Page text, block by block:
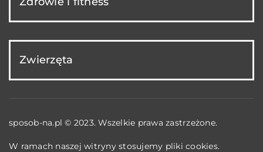
Zwierzęta
sposob-na.pl © 2023. Wszelkie prawa zastrzeżone.
W ramach naszej witryny stosujemy pliki cookies.